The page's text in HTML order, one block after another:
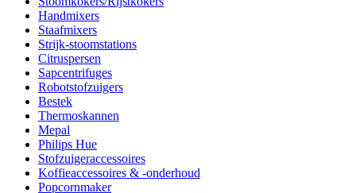
Handmixers
Staafmixers
Strijk-stoomstations
Citruspersen
Sapcentrifuges
Robotstofzuigers
Bestek
Thermoskannen
Mepal
Philips Hue
Stofzuigeraccessoires
Koffieaccessoires & -onderhoud
Popcornmaker